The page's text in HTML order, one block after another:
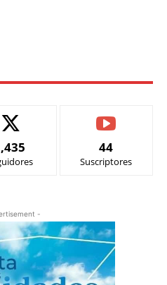
44
Suscriptores
-